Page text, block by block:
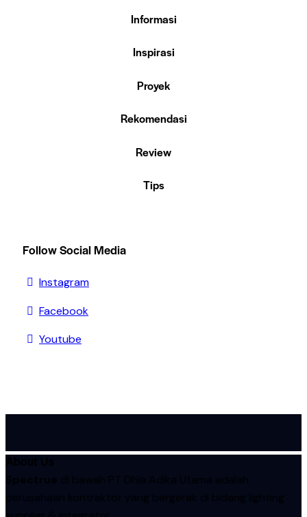
Informasi
Inspirasi
Proyek
Rekomendasi
Review
Tips
Follow Social Media
Instagram
Facebook
Youtube